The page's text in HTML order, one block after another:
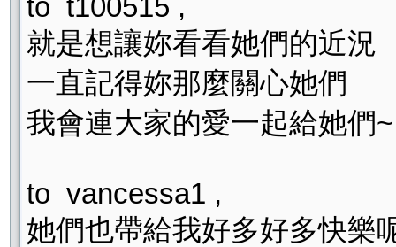
to t100515 ,
就是想讓妳看看她們的近況
一直記得妳那麼關心她們
我會連大家的愛一起給她們~
to vancessa1 ,
她們也帶給我好多好多快樂